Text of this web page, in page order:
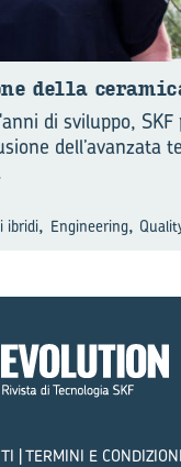
della
di sviluppo,
dell’avanzata
ibridi, Engineering,
TERMINI E CONDIZIONI